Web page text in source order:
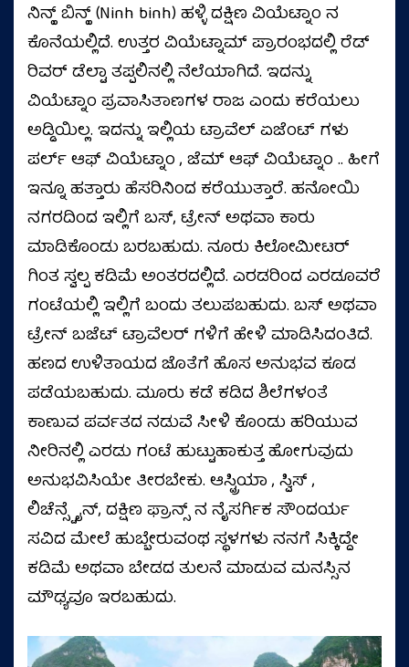
ನಿನ್ಹ್ ಬಿನ್ಹ್ (Ninh binh) ಹಳ್ಳಿ ದಕ್ಷಿಣ ವಿಯೆಟ್ನಾಂ ನ
ಕೊನೆಯಲ್ಲಿದೆ. ಉತ್ತರ ವಿಯೆಟ್ನಾಮ್ ಪ್ರಾರಂಭದಲ್ಲಿ ರೆಡ್
ರಿವರ್ ಡೆಲ್ಟಾ ತಪ್ಪಲಿನಲ್ಲಿ ನೆಲೆಯಾಗಿದೆ. ಇದನ್ನು
ವಿಯೆಟ್ನಾಂ ಪ್ರವಾಸಿತಾಣಗಳ ರಾಜ ಎಂದು ಕರೆಯಲು
ಅಡ್ಡಿಯಿಲ್ಲ. ಇದನ್ನು ಇಲ್ಲಿಯ ಟ್ರಾವೆಲ್ ಏಜೆಂಟ್ ಗಳು
ಪರ್ಲ್ ಆಫ್ ವಿಯೆಟ್ನಾಂ , ಜೆಮ್ ಆಫ್ ವಿಯೆಟ್ನಾಂ .. ಹೀಗೆ
ಇನ್ನೂ ಹತ್ತಾರು ಹೆಸರಿನಿಂದ ಕರೆಯುತ್ತಾರೆ. ಹನೋಯಿ
ನಗರದಿಂದ ಇಲ್ಲಿಗೆ ಬಸ್, ಟ್ರೇನ್ ಅಥವಾ ಕಾರು
ಮಾಡಿಕೊಂಡು ಬರಬಹುದು. ನೂರು ಕಿಲೋಮೀಟರ್
ಗಿಂತ ಸ್ವಲ್ಪ ಕಡಿಮೆ ಅಂತರದಲ್ಲಿದೆ. ಎರಡರಿಂದ ಎರಡೂವರೆ
ಗಂಟೆಯಲ್ಲಿ ಇಲ್ಲಿಗೆ ಬಂದು ತಲುಪಬಹುದು. ಬಸ್ ಅಥವಾ
ಟ್ರೇನ್ ಬಜೆಟ್ ಟ್ರಾವೆಲರ್ ಗಳಿಗೆ ಹೇಳಿ ಮಾಡಿಸಿದಂತಿದೆ.
ಹಣದ ಉಳಿತಾಯದ ಜೊತೆಗೆ ಹೊಸ ಅನುಭವ ಕೂಡ
ಪಡೆಯಬಹುದು. ಮೂರು ಕಡೆ ಕಡಿದ ಶಿಲೆಗಳಂತೆ
ಕಾಣುವ ಪರ್ವತದ ನಡುವೆ ಸೀಳಿ ಕೊಂಡು ಹರಿಯುವ
ನೀರಿನಲ್ಲಿ ಎರಡು ಗಂಟೆ ಹುಟ್ಟುಹಾಕುತ್ತ ಹೋಗುವುದು
ಅನುಭವಿಸಿಯೇ ತೀರಬೇಕು. ಆಸ್ಟ್ರಿಯಾ , ಸ್ವಿಸ್ ,
ಲಿಚೆನ್ಸ್ಟೈನ್, ದಕ್ಷಿಣ ಫ್ರಾನ್ಸ್ ನ ನೈಸರ್ಗಿಕ ಸೌಂದರ್ಯ
ಸವಿದ ಮೇಲೆ ಹುಬ್ಬೇರುವಂಥ ಸ್ಥಳಗಳು ನನಗೆ ಸಿಕ್ಕಿದ್ದೇ
ಕಡಿಮೆ ಅಥವಾ ಬೇಡದ ತುಲನೆ ಮಾಡುವ ಮನಸ್ಸಿನ
ಮೌಢ್ಯವೂ ಇರಬಹುದು.